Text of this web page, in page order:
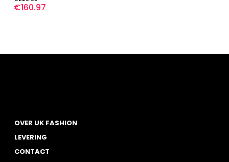
variaties.
worden
€160.97
OVER UK FASHION
LEVERING
CONTACT